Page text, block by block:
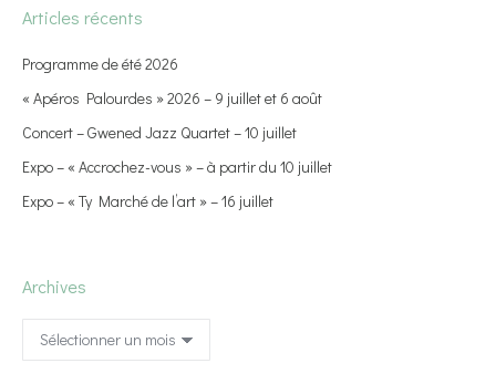
Articles récents
Programme de été 2026
« Apéros Palourdes » 2026 – 9 juillet et 6 août
Concert – Gwened Jazz Quartet – 10 juillet
Expo – « Accrochez-vous » – à partir du 10 juillet
Expo – « Ty Marché de l’art » – 16 juillet
Archives
Archives